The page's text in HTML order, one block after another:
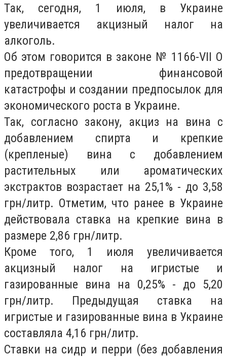
Так, сегодня, 1 июля, в Украине
увеличивается акцизный налог на
алкоголь.
Об этом говорится в законе № 1166-VII О
предотвращении финансовой
катастрофы и создании предпосылок для
экономического роста в Украине.
Так, согласно закону, акциз на вина с
добавлением спирта и крепкие
(крепленые) вина с добавлением
растительных или ароматических
экстрактов возрастает на 25,1% - до 3,58
грн/литр. Отметим, что ранее в Украине
действовала ставка на крепкие вина в
размере 2,86 грн/литр.
Кроме того, 1 июля увеличивается
акцизный налог на игристые и
газированные вина на 0,25% - до 5,20
грн/литр. Предыдущая ставка на
игристые и газированные вина в Украине
составляла 4,16 грн/литр.
Ставки на сидр и перри (без добавления